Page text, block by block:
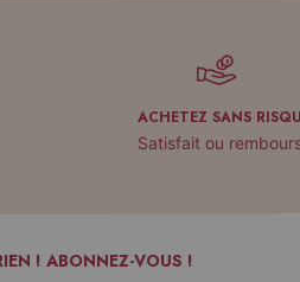
ACHETEZ SANS
Satisfait ou
! ABONNEZ-VOUS !